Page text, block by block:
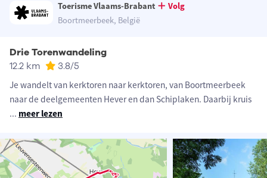
Toerisme Vlaams-Brabant
Volg
Boortmeerbeek, België
Drie Torenwandeling
12.2 km 3.8/5
Je wandelt van kerktoren naar kerktoren, van Boortmeerbeek
naar de deelgemeenten Hever en dan Schiplaken. Daarbij kruis
... meer lezen